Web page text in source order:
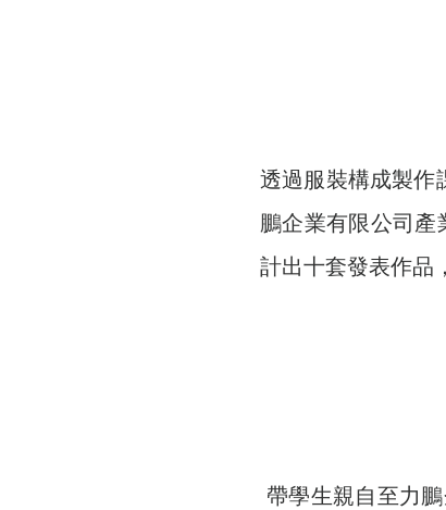
透過服裝構成製作
鵬企業有限公司產
計出十套發表作品
帶學生親自至力